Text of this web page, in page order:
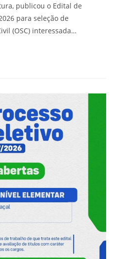
publicou o Edital de
para seleção de
(OSC) interessada…